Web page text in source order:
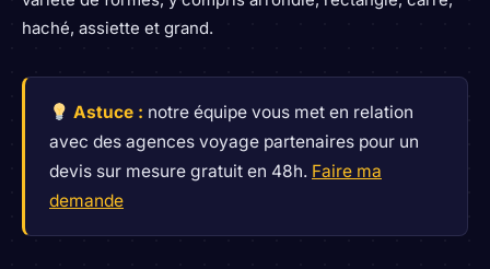
haché, assiette et grand.
Astuce : notre équipe vous met en relation
avec des agences voyage partenaires pour un
devis sur mesure gratuit en 48h. Faire ma
demande